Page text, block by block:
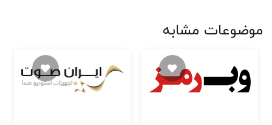
موضوعات مشابه